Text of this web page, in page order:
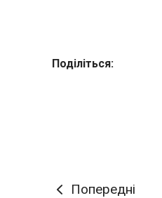
Поділіться:
Попередні